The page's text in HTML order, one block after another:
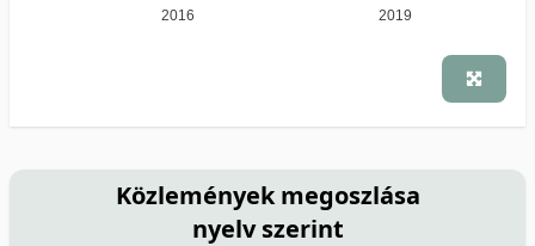
2016 2019
Közlemények megoszlása
nyelv szerint